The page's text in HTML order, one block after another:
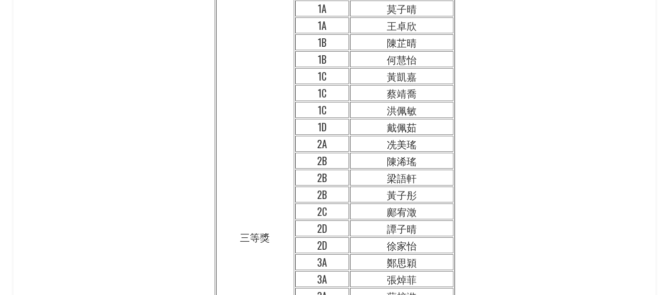
三等獎
1A
莫子晴
1A
王卓欣
1B
陳芷晴
1B
何慧怡
1C
黃凱嘉
1C
蔡靖喬
1C
洪佩敏
1D
戴佩茹
2A
冼美瑤
2B
陳浠瑤
2B
梁語軒
2B
黃子彤
2C
鄺宥澂
2D
譚子晴
2D
徐家怡
3A
鄭思穎
3A
張焯菲